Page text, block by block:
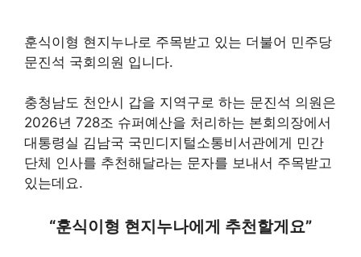
훈식이형 현지누나로 주목받고 있는 더불어 민주당
문진석 국회의원 입니다.
충청남도 천안시 갑을 지역구로 하는 문진석 의원은
2026년 728조 슈퍼예산을 처리하는 본회의장에서
대통령실 김남국 국민디지털소통비서관에게 민간
단체 인사를 추천해달라는 문자를 보내서 주목받고
있는데요.
“훈식이형 현지누나에게 추천할게요”